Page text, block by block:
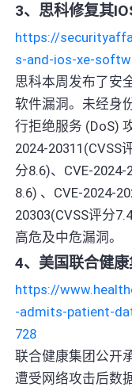
3、思科修复其
https://
s-and-ios-xe-
思科本周发布了安
软件漏洞。未经身
行拒绝服务 (DoS)
2024-20311(CVSS
分8.6)、CVE-2024-
8.6) 、CVE-2024-
20303(CVSS评分
高危及中危漏洞。
4、美国联合健
https://
-admits-patient-
728
联合健康集团公开
遭受网络攻击后数